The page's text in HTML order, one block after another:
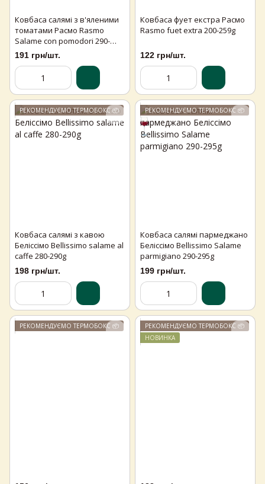
Ковбаса салямі з в'яленими
томатами Расмо Rasmo
Salame con pomodori 290-
300g
191 грн/шт.
Ковбаса фует екстра Расмо
Rasmo fuet extra 200-259g
122 грн/шт.
РЕКОМЕНДУЄМО ТЕРМОБОКС 📦
Ковбаса салямі з кавою
Беліссімо Bellissimo salame al
caffe 280-290g
198 грн/шт.
РЕКОМЕНДУЄМО ТЕРМОБОКС 📦
Ковбаса салямі пармеджано
Беліссімо Bellissimo Salame
parmigiano 290-295g
199 грн/шт.
РЕКОМЕНДУЄМО ТЕРМОБОКС 📦
РЕКОМЕНДУЄМО ТЕРМОБОКС 📦
НОВИНКА